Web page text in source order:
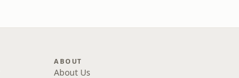
ABOUT
About Us